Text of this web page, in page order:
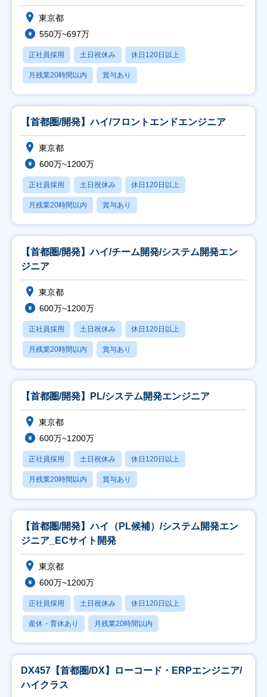
東京都
550万~697万
正社員採用 土日祝休み 休日120日以上
月残業20時間以内 賞与あり
【首都圏/開発】ハイ/フロントエンドエンジニア
東京都
600万~1200万
正社員採用 土日祝休み 休日120日以上
月残業20時間以内 賞与あり
【首都圏/開発】ハイ/チーム開発/システム開発エン
ジニア
東京都
600万~1200万
正社員採用 土日祝休み 休日120日以上
月残業20時間以内 賞与あり
【首都圏/開発】PL/システム開発エンジニア
東京都
600万~1200万
正社員採用 土日祝休み 休日120日以上
月残業20時間以内 賞与あり
【首都圏/開発】ハイ（PL候補）/システム開発エン
ジニア_ECサイト開発
東京都
600万~1200万
正社員採用 土日祝休み 休日120日以上
産休・育休あり 月残業20時間以内
DX457【首都圏/DX】ローコード・ERPエンジニア/
ハイクラス